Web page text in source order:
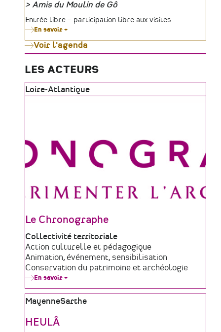
Organisateur
Amis du Moulin de Gô
Tarifs
Entrée libre – participation libre aux visites
En savoir +
Moulin
de
célèbre
le
patrimoine
vivant
tout
Voir l'agenda
LES ACTEURS
Zone
Loire-Atlantique
Le Chronographe
Type
de
structure
Collectivité territoriale
Domaine
d'activité
Action culturelle et pédagogique
Animation, événement, sensibilisation
Conservation du patrimoine et archéologie
En savoir +
Chronographe
Zone
MayenneSarthe
HEULÂ